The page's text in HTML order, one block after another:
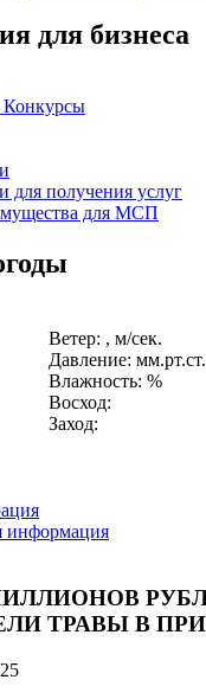
для бизнеса
для получения услуг
для МСП
Ветер: , м/сек.
Давление: мм.рт.ст.
Влажность: %
Восход:
Заход:
информация
ТРАВЫ В